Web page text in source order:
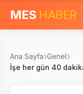
MES HABER
Ana Sayfa Genel
İşe her gün 40